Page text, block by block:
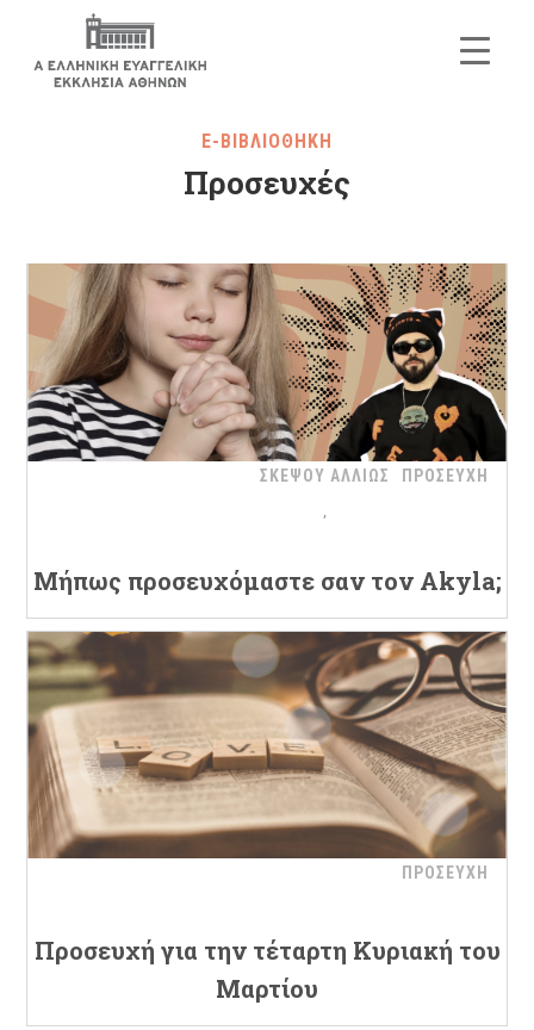
E-ΒΙΒΛΙΟΘΗΚΗ
Προσευχές
ΣΚΕΨΟΥ ΑΛΛΙΩΣ ΠΡΟΣΕΥΧΗ
Μήπως προσευχόμαστε σαν τον Akyla;
ΠΡΟΣΕΥΧΗ
Προσευχή για την τέταρτη Κυριακή του
Μαρτίου